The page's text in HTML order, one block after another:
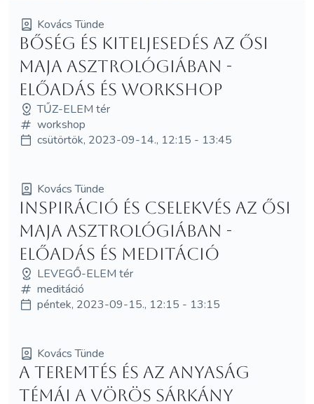
Kovács Tünde
Bőség és kiteljesedés az ősi
maja asztrológiában -
ELŐADÁS és WORKSHOP
TŰZ-ELEM tér
workshop
csütörtök, 2023-09-14., 12:15 - 13:45
Kovács Tünde
Inspiráció és cselekvés az ősi
maja asztrológiában -
ELŐADÁS és MEDITÁCIÓ
LEVEGŐ-ELEM tér
meditáció
péntek, 2023-09-15., 12:15 - 13:15
Kovács Tünde
A teremtés és az anyaság
témái a Vörös Sárkány